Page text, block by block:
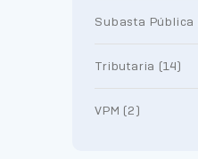
Subasta Pública
Tributaria (14)
VPM (2)